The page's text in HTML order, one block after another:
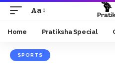
Font
Resizer
Aa
Home Pratiksha Special
SPORTS